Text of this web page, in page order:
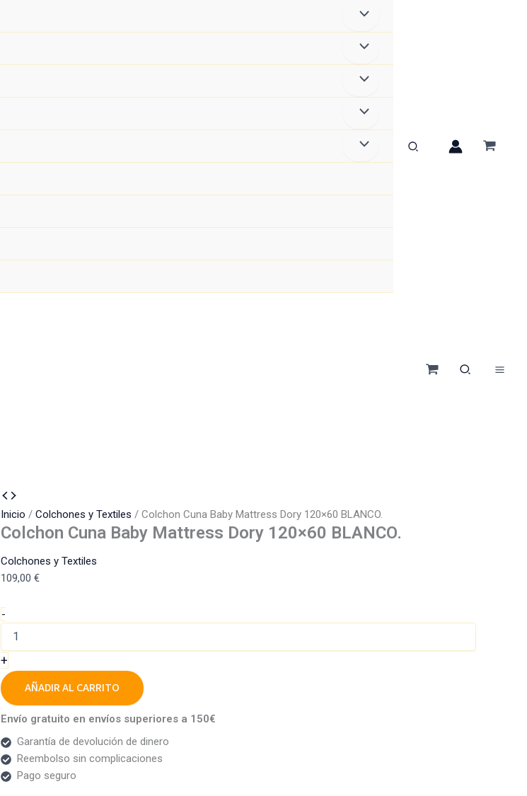
Inicio / Colchones y Textiles / Colchon Cuna Baby Mattress Dory 120×60 BLANCO.
Colchon Cuna Baby Mattress Dory 120×60 BLANCO.
Colchones y Textiles
109,00 €
-
Colchon
Cuna
Baby
Mattress
120x60
BLANCO.
+
AÑADIR AL CARRITO
Envío gratuito en envíos superiores a 150€
Garantía de devolución de dinero
Reembolso sin complicaciones
Pago seguro